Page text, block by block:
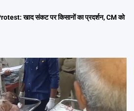
खाद संकट पर किसानों का प्रदर्शन, CM को